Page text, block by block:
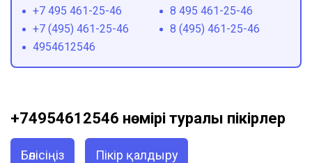
+7 495 461-25-46
8 495 461-25-46
+7 (495) 461-25-46
8 (495) 461-25-46
4954612546
+74954612546 нөмірі туралы пікірлер
Бөлісіңіз Пікір қалдыру